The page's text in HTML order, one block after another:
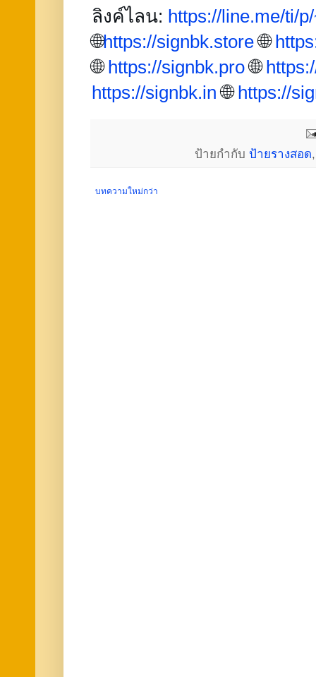
ลิงค์ไลน: https://line.me/ti/
🌐https://signbk.store🌐
🌐https://signbk.pro🌐
https://signbk.in 🌐https://
ป้ายกำกับ ป้ายรางสอด
บทความใหม่กว่า